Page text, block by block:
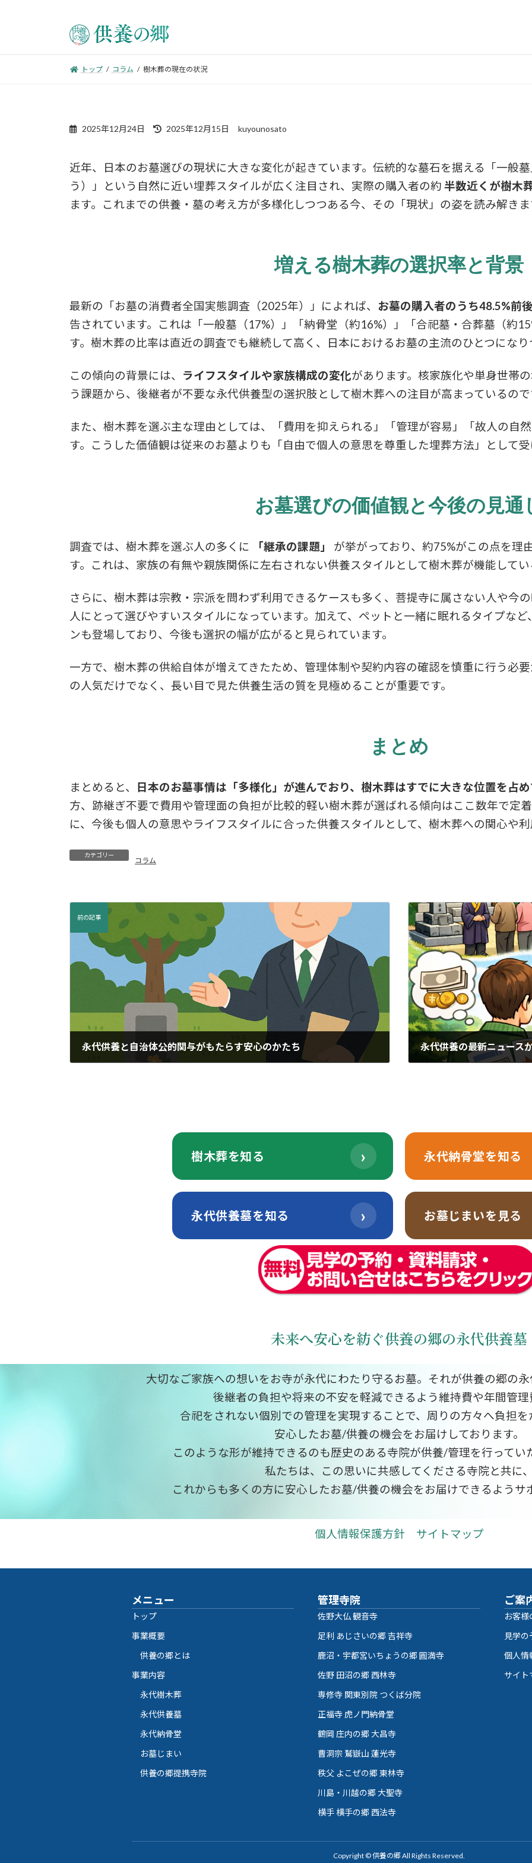
トップ コラム 樹木葬の現在の状況
2025年12月24日 2025年12月15日 kuyounosato
近年、日本のお墓選びの現状に大きな変化が起きています。伝統的な墓石を据える「一般
う）」という自然に近い埋葬スタイルが広く注目され、実際の購入者の約 半数近くが樹木
ます。これまでの供養・墓の考え方が多様化しつつある今、その「現状」の姿を読み解きま
増える樹木葬の選択率と背景
最新の「お墓の消費者全国実態調査（2025年）」によれば、 お墓の購入者のうち48.5%前
告されています。これは「一般墓（17%）」「納骨堂（約16%）」「合祀墓・合葬墓（約
す。樹木葬の比率は直近の調査でも継続して高く、日本におけるお墓の主流のひとつにな
この傾向の背景には、 ライフスタイルや家族構成の変化があります。核家族化や単身世帯
う課題から、後継者が不要な永代供養型の選択肢として樹木葬への注目が高まっているので
また、樹木葬を選ぶ主な理由としては、「費用を抑えられる」「管理が容易」「故人の自
す。こうした価値観は従来のお墓よりも「自由で個人の意思を尊重した埋葬方法」として
お墓選びの価値観と今後の見通
調査では、樹木葬を選ぶ人の多くに 「継承の課題」
が挙がっており、約75%がこの点を理
す。これは、家族の有無や親族関係に左右されない供養スタイルとして樹木葬が機能して
さらに、樹木葬は宗教・宗派を問わず利用できるケースも多く、菩提寺に属さない人や今
人にとって選びやすいスタイルになっています。加えて、ペットと一緒に眠れるタイプな
ンも登場しており、今後も選択の幅が広がると見られています。
一方で、樹木葬の供給自体が増えてきたため、管理体制や契約内容の確認を慎重に行う必
の人気だけでなく、長い目で見た供養生活の質を見極めることが重要です。
まとめ
まとめると、 日本のお墓事情は「多様化」が進んでおり、樹木葬はすでに大きな位置を占
方、跡継ぎ不要で費用や管理面の負担が比較的軽い樹木葬が選ばれる傾向はここ数年で定
に、今後も個人の意思やライフスタイルに合った供養スタイルとして、樹木葬への関心や
カテゴリー
コラム
前の記事
永代供養と自治体――公的関与がもたらす安心のかたち 永代供養の最新ニュース
樹木葬を知る › 永代納骨堂を知る
永代供養墓を知る › お墓じまいを見る
未来へ安心を紡ぐ供養の郷の永代供養墓
大切なご家族への想いをお寺が永代にわたり守るお墓。それが供養の郷の
後継者の負担や将来の不安を軽減できるよう維持費や年間管
合祀をされない個別での管理を実現することで、周りの方々へ負担
安心したお墓/供養の機会をお届けしております。
このような形が維持できるのも歴史のある寺院が供養/管理を行ってい
私たちは、この思いに共感してくださる寺院と共に
これからも多くの方に安心したお墓/供養の機会をお届けできるようサ
個人情報保護方針 サイトマップ
メニュー
トップ
事業概要
供養の郷とは
事業内容
永代樹木葬
永代供養墓
永代納骨堂
お墓じまい
供養の郷提携寺院
管理寺院
佐野大仏 観音寺
足利 あじさいの郷 吉祥寺
鹿沼・宇都宮いちょうの郷 圓満寺
佐野 田沼の郷 西林寺
専修寺 関東別院 つくば分院
正福寺 虎ノ門納骨堂
鶴岡 庄内の郷 大昌寺
曹洞宗 鷲嶽山 蓮光寺
秩父 よこぜの郷 東林寺
川島・川越の郷 大聖寺
横手 横手の郷 西法寺
ご案
お客様
見学
個人情
サイト
Copyright © 供養の郷 All Rights Reserved.